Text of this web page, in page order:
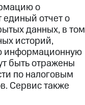
о
отчет о
данных, в том
историй,
информационную
быть отражены
по налоговым
Сервис также